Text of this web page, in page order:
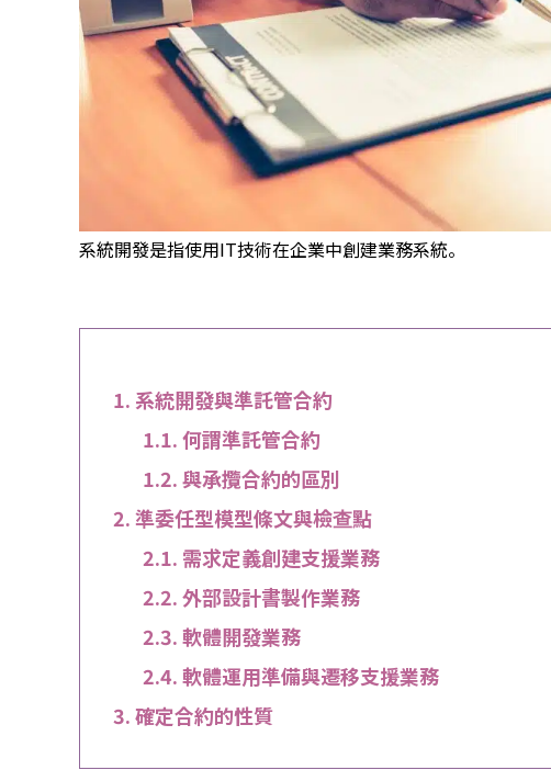
系統開發是指使用IT技術在企業中創建業務系統。
系統開發與準託管合約
何謂準託管合約
與承攬合約的區別
準委任型模型條文與檢查點
需求定義創建支援業務
外部設計書製作業務
軟體開發業務
軟體運用準備與遷移支援業務
確定合約的性質